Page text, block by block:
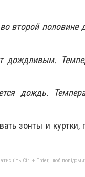
второй половине
дождливым.
дождь.
зонты и
Ctrl + Enter, щоб